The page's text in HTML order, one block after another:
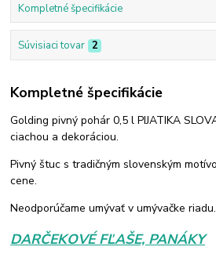
Kompletné špecifikácie
Súvisiaci tovar 2
Kompletné špecifikácie
Golding pivný pohár 0,5 l PIJATIKA
ciachou a dekoráciou.
Pivný štuc s tradičným slovenským
cene.
Neodporúčame umývať v umývačke riadu.
DARČEKOVÉ FĽAŠE, PANÁKY